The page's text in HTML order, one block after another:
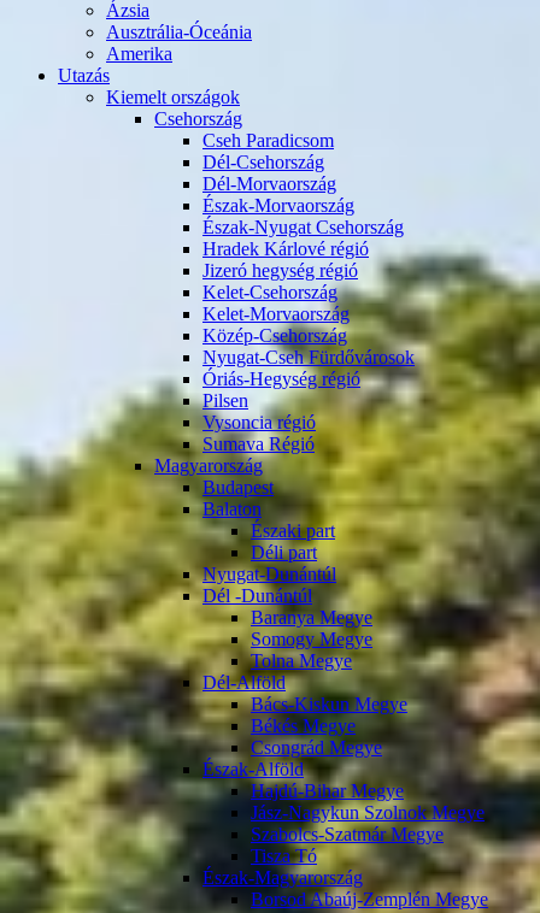
Ázsia
Ausztrália-Óceánia
Amerika
Utazás
Kiemelt országok
Csehország
Cseh Paradicsom
Dél-Csehország
Dél-Morvaország
Észak-Morvaország
Észak-Nyugat Csehország
Hradek Kárlové régió
Jizeró hegység régió
Kelet-Csehország
Kelet-Morvaország
Közép-Csehország
Nyugat-Cseh Fürdővárosok
Óriás-Hegység régió
Pilsen
Vysoncia régió
Sumava Régió
Magyarország
Budapest
Balaton
Északi part
Déli part
Nyugat-Dunántúl
Dél -Dunántúl
Baranya Megye
Somogy Megye
Tolna Megye
Dél-Alföld
Bács-Kiskun Megye
Békés Megye
Csongrád Megye
Észak-Alföld
Hajdú-Bihar Megye
Jász-Nagykun Szolnok Megye
Szabolcs-Szatmár Megye
Tisza Tó
Észak-Magyarország
Borsod Abaúj-Zemplén Megye